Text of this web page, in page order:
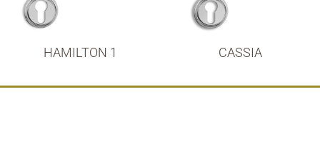
HAMILTON 1 CASSIA